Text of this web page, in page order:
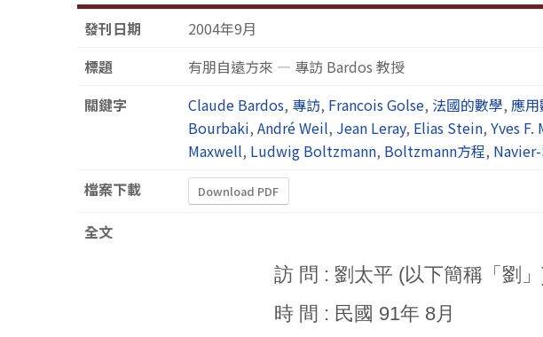
發刊日期
2004年9月
標題
有朋自遠方來 — 專訪 Bardos 教授
關鍵字
Claude Bardos, 專訪, Francois Golse, 法國的數學, 應
Bourbaki, André Weil, Jean Leray, Elias Stein, Yves F.
Maxwell, Ludwig Boltzmann, Boltzmann方程,
檔案下載
Download PDF
全文
訪 問 : 劉太平 (以下簡稱「劉
時 間 : 民國 91年 8月